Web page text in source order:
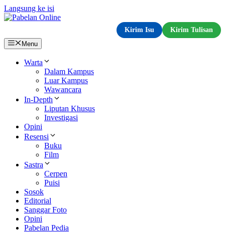
Langsung ke isi
Kirim Isu
Kirim Tulisan
Menu
Warta
Dalam Kampus
Luar Kampus
Wawancara
In-Depth
Liputan Khusus
Investigasi
Opini
Resensi
Buku
Film
Sastra
Cerpen
Puisi
Sosok
Editorial
Sanggar Foto
Opini
Pabelan Pedia